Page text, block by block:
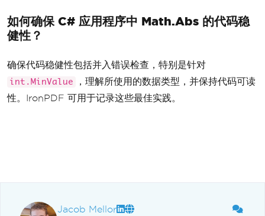
如何确保 C# 应用程序中 Math.Abs 的代码稳
健性？
确保代码稳健性包括并入错误检查，特别是针对
int.MinValue
，理解所使用的数据类型，并保持代码可读
性。IronPDF 可用于记录这些最佳实践。
Jacob Mellor